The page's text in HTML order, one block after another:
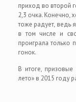
приход во второй
2,3 очка. Конечно,
тоже радует, ведь
в том числе и
проиграла только
гонок.
В итоге,
лето» в 2015 году